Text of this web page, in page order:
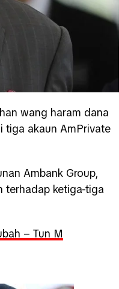
wang haram dana
tiga akaun AmPrivate
Ambank Group,
terhadap ketiga-tiga
– Tun M